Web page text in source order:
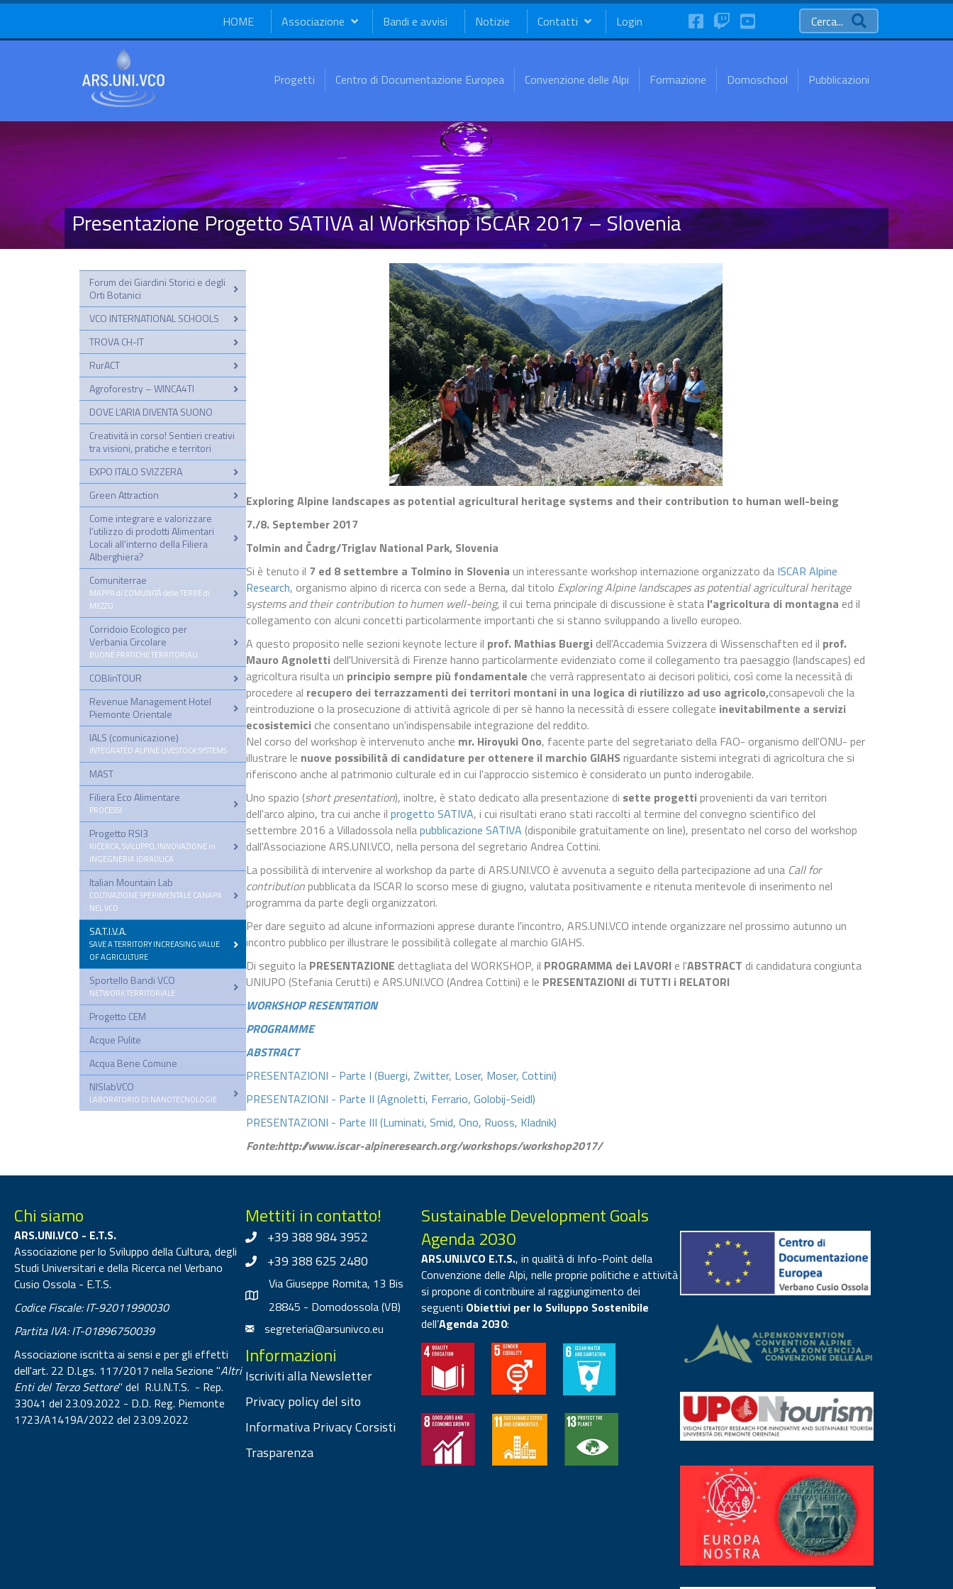
HOME Associazione Bandi e avvisi Notizie Contatti Login FaceBookTwitchYouTube Cerca...
Progetti Centro di Documentazione Europea Convenzione delle Alpi Formazione Domoschool Pubblicazioni
Presentazione Progetto SATIVA al Workshop ISCAR 2017 – Slovenia
Forum dei Giardini Storici e degli
Orti Botanici
VCO INTERNATIONAL SCHOOLS
TROVA CH-IT
RurACT
Agroforestry – WINCA4TI
DOVE L’ARIA DIVENTA SUONO
Creatività in corso! Sentieri creativi
tra visioni, pratiche e territori
EXPO ITALO SVIZZERA
Green Attraction
Come integrare e valorizzare
l’utilizzo di prodotti Alimentari
Locali all’interno della Filiera
Alberghiera?
Comuniterrae
MAPPA di COMUNITÀ delle TERRE di
MEZZO
Corridoio Ecologico per
Verbania Circolare
BUONE PRATICHE TERRITORIALI
COBIinTOUR
Revenue Management Hotel
Piemonte Orientale
IALS (comunicazione)
INTEGRATED ALPINE LIVESTOCK SYSTEMS
MAST
Filiera Eco Alimentare
PROCESSI
Progetto RSI3
RICERCA, SVILUPPO, INNOVAZIONE in
INGEGNERIA IDRAULICA
Italian Mountain Lab
COLTIVAZIONE SPERIMENTALE CANAPA
NEL VCO
SA.T.I.V.A.
SAVE A TERRITORY INCREASING VALUE
OF AGRICULTURE
Sportello Bandi VCO
NETWORK TERRITORIALE
Progetto CEM
Acque Pulite
Acqua Bene Comune
NISlabVCO
LABORATORIO DI NANOTECNOLOGIE
Exploring Alpine landscapes as potential agricultural heritage systems and their contribution to human well-being
7./8. September 2017
Tolmin and Čadrg/Triglav National Park, Slovenia
Si è tenuto il 7 ed 8 settembre a Tolmino in Slovenia un interessante workshop internazione organizzato da ISCAR Alpine
Research, organismo alpino di ricerca con sede a Berna, dal titolo Exploring Alpine landscapes as potential agricultural heritage
systems and their contribution to humen well-being, il cui tema principale di discussione è stata l'agricoltura di montagna ed il
collegamento con alcuni concetti particolarmente importanti che si stanno sviluppando a livello europeo.
A questo proposito nelle sezioni keynote lecture il prof. Mathias Buergidell'Accademia Svizzera di Wissenschaften ed il prof.
Mauro Agnoletti dell'Università di Firenze hanno particolarmente evidenziato come il collegamento tra paesaggio (landscapes) ed
agricoltura risulta un principio sempre più fondamentale che verrà rappresentato ai decisori politici, così come la necessità di
procedere al recupero dei terrazzamenti dei territori montani in una logica di riutilizzo ad uso agricolo,consapevoli che la
reintroduzione o la prosecuzione di attività agricole di per sè hanno la necessità di essere collegate inevitabilmente a servizi
ecosistemici che consentano un'indispensabile integrazione del reddito.
Nel corso del workshop è intervenuto anche mr. Hiroyuki Ono, facente parte del segretariato della FAO- organismo dell'ONU- per
illustrare le nuove possibilità di candidature per ottenere il marchio GIAHS riguardante sistemi integrati di agricoltura che si
riferiscono anche al patrimonio culturale ed in cui l'approccio sistemico è considerato un punto inderogabile.
Uno spazio (short presentation), inoltre, è stato dedicato alla presentazione di sette progetti provenienti da vari territori
dell'arco alpino, tra cui anche ilprogetto SATIVA, i cui risultati erano stati raccolti al termine del convegno scientifico del
settembre 2016 a Villadossola nellapubblicazione SATIVA (disponibile gratuitamente on line), presentato nel corso del workshop
dall'Associazione ARS.UNI.VCO, nella persona del segretario Andrea Cottini.
La possibilità di intervenire al workshop da parte di ARS.UNI.VCO è avvenuta a seguito della partecipazione ad una Call for
contributionpubblicata da ISCAR lo scorso mese di giugno, valutata positivamente e ritenuta meritevole di inserimento nel
programma da parte degli organizzatori.
Per dare seguito ad alcune informazioni apprese durante l'incontro, ARS.UNI.VCO intende organizzare nel prossimo autunno un
incontro pubblico per illustrare le possibilità collegate al marchio GIAHS.
Di seguito la PRESENTAZIONE dettagliata del WORKSHOP, il PROGRAMMA dei LAVORI e l'ABSTRACT di candidatura congiunta
UNIUPO (Stefania Cerutti) e ARS.UNI.VCO (Andrea Cottini) e le PRESENTAZIONI di TUTTI i RELATORI
WORKSHOP RESENTATION
PROGRAMME
ABSTRACT
PRESENTAZIONI - Parte I (Buergi, Zwitter, Loser, Moser, Cottini)
PRESENTAZIONI - Parte II (Agnoletti, Ferrario, Golobij-Seidl)
PRESENTAZIONI - Parte III (Luminati, Smid, Ono, Ruoss, Kladnik)
Fonte:http://www.iscar-alpineresearch.org/workshops/workshop2017/
Chi siamo
ARS.UNI.VCO - E.T.S.
Associazione per lo Sviluppo della Cultura, degli
Studi Universitari e della Ricerca nel Verbano
Cusio Ossola - E.T.S.
Codice Fiscale: IT-92011990030
Partita IVA: IT-01896750039
Associazione iscritta ai sensi e per gli effetti
dell'art. 22 D.Lgs. 117/2017 nella Sezione "Altri
Enti del Terzo Settore" del R.U.N.T.S. - Rep.
33041 del 23.09.2022 - D.D. Reg. Piemonte
1723/A1419A/2022 del 23.09.2022
Mettiti in contatto!
+39 388 984 3952
+39 388 625 2480
Via Giuseppe Romita, 13 Bis
28845 - Domodossola (VB)
segreteria@arsunivco.eu
Informazioni
Iscriviti alla Newsletter
Privacy policy del sito
Informativa Privacy Corsisti
Trasparenza
Sustainable Development Goals
Agenda 2030
ARS.UNI.VCO E.T.S., in qualità di Info-Point della
Convenzione delle Alpi, nelle proprie politiche e attività
si propone di contribuire al raggiungimento dei
seguenti Obiettivi per lo Sviluppo Sostenibile
dell’Agenda 2030: